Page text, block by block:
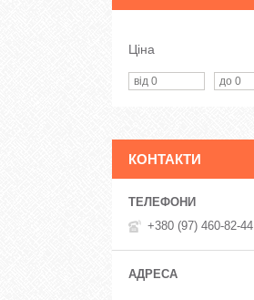
Ціна
КОНТАКТИ
+380 (97) 460-82-44